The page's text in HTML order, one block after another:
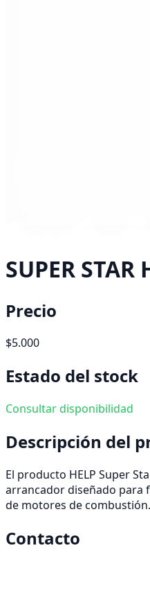
SUPER STAR
Precio
$5.000
Estado del stock
Consultar disponibilidad
Descripción del
El producto HELP Super
arrancador diseñado para
de motores de combustión.
Contacto